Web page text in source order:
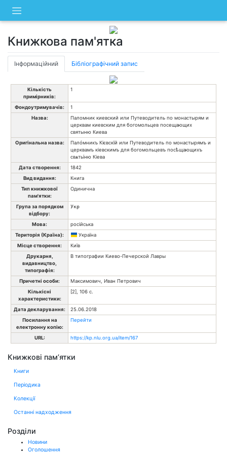
content
Книжкова пам'ятка
Інформаційний Бібліографічний запис
Кількість
примірників:
1
Фондоутримувачів:
1
Назва:
Паломник киевский или Путеводитель по монастырям и
церквам киевским для богомольцев посещающих
святыню Киева
Оригінальна назва:
Палóмникъ Кієвскїй или Путеводитель по монастырямъ и
церквамъ кіевскимъ для богомольцевъ посѣщающихъ
свѧты́ню Кіева
Дата створення:
1842
Вид видання:
Книга
Тип книжкової
пам'ятки:
Одинична
Група за порядком
відбору:
Укр
Мова:
російська
Територія (Країна):
Україна
Місце створення:
Київ
Друкарня,
видавництво,
типографія:
В типографии Киево-Печерской Лавры
Причетні особи:
Максимович, Иван Петрович
Кількісні
характеристики:
[2], 106 с.
Дата декларування:
25.06.2018
Посилання на
електронну копію:
Перейти
URL: https://kp.nlu.org.ua/item/167
Книжкові пам’ятки
Книги
Періодика
Колекції
Останні надходження
Розділи
Новини
Оголошення